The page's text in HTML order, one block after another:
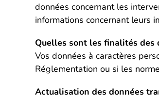
données concernant les
informations concernant leurs
Quelles sont les finalités des
Vos données à caractères
Réglementation ou si les
Actualisation des données